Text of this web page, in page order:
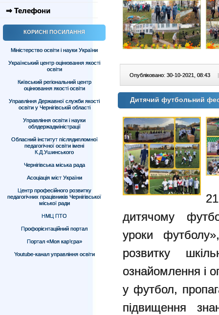
⇒ Телефони
КОРИСНІ ПОСИЛАННЯ
Міністерство освіти і науки України
Український центр оцінювання якості
освіти
Київський регіональний центр
оцінювання якості освіти
Управління Державної служби якості
освіти у Чернігівській області
Управління освіти і науки
облдержадміністрації
Обласний інститут післядипломної
педагогічної освіти імені
К.Д.Ушинського
Чернігівська міська рада
Асоціація міст України
Центр професійного розвитку
педагогічних працівників Чернігівської
міської ради
НМЦ ПТО
Профорієнтаційний портал
Портал «Моя кар’єра»
Youtube-канал управління освіти
Опубліковано: 30-10-2021, 08:43 |
Дитячий футбольний
дитячому
уроки
розвитку
ознайомлення і
у футбол,
підвищення